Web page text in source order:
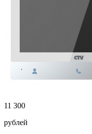
11 300
рублей